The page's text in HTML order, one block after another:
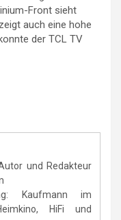
Front sieht
auch eine hohe
der TCL TV
und Redakteur
Kaufmann im
HiFi und